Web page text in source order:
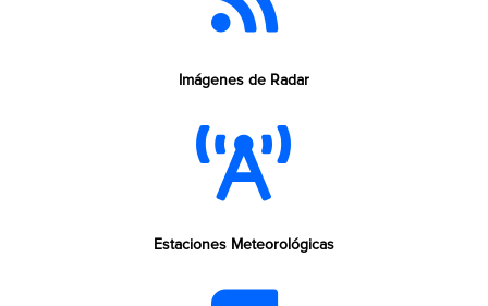
Imágenes de Radar
Estaciones Meteorológicas